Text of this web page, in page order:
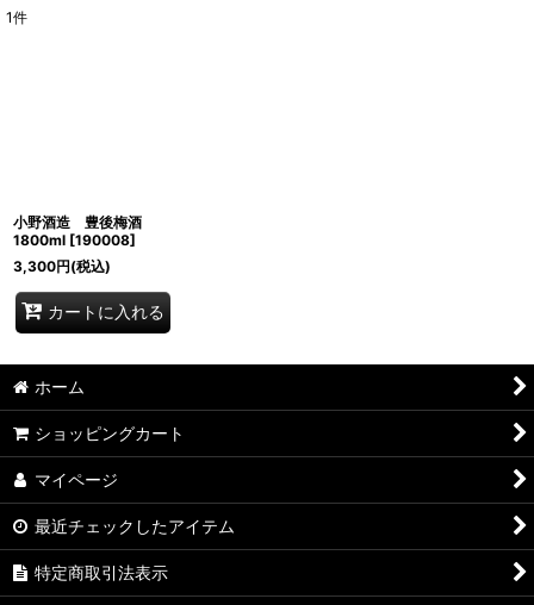
1件
小野酒造 豊後梅酒
1800ml [190008]
3,300円(税込)
カートに入れる
ホーム
ショッピングカート
マイページ
最近チェックしたアイテム
特定商取引法表示